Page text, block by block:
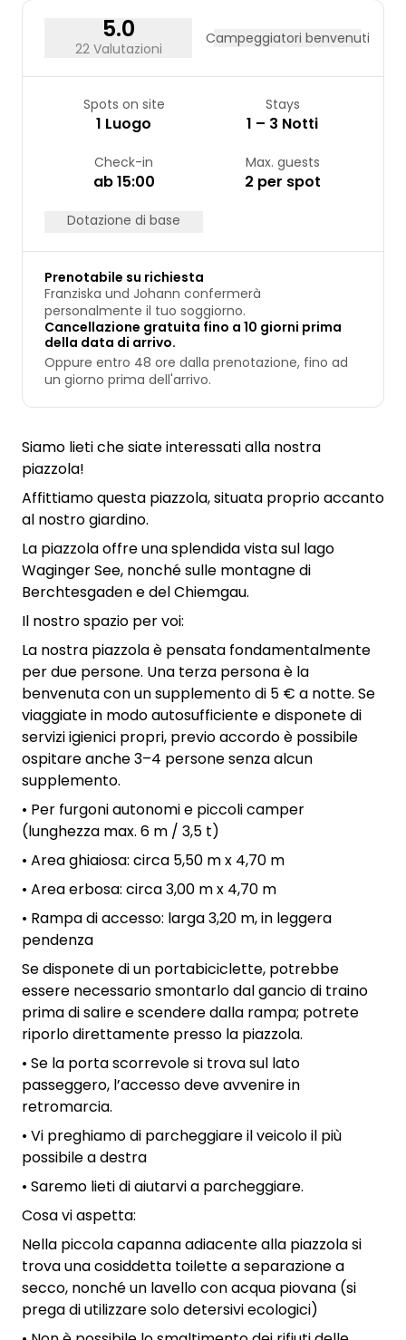
5.0
22 Valutazioni
Campeggiatori benvenuti
Spots on site
1 Luogo
Stays
1 – 3 Notti
Check-in
ab 15:00
Max. guests
2 per spot
Dotazione di base
Prenotabile su richiesta
Franziska und Johann confermerà
personalmente il tuo soggiorno.
Cancellazione gratuita fino a 10 giorni prima
della data di arrivo.
Oppure entro 48 ore dalla prenotazione, fino ad
un giorno prima dell'arrivo.
Siamo lieti che siate interessati alla nostra
piazzola!
Affittiamo questa piazzola, situata proprio accanto
al nostro giardino.
La piazzola offre una splendida vista sul lago
Waginger See, nonché sulle montagne di
Berchtesgaden e del Chiemgau.
Il nostro spazio per voi:
La nostra piazzola è pensata fondamentalmente
per due persone. Una terza persona è la
benvenuta con un supplemento di 5 € a notte. Se
viaggiate in modo autosufficiente e disponete di
servizi igienici propri, previo accordo è possibile
ospitare anche 3–4 persone senza alcun
supplemento.
• Per furgoni autonomi e piccoli camper
(lunghezza max. 6 m / 3,5 t)
• Area ghiaiosa: circa 5,50 m x 4,70 m
• Area erbosa: circa 3,00 m x 4,70 m
• Rampa di accesso: larga 3,20 m, in leggera
pendenza
Se disponete di un portabiciclette, potrebbe
essere necessario smontarlo dal gancio di traino
prima di salire e scendere dalla rampa; potrete
riporlo direttamente presso la piazzola.
• Se la porta scorrevole si trova sul lato
passeggero, l’accesso deve avvenire in
retromarcia.
• Vi preghiamo di parcheggiare il veicolo il più
possibile a destra
• Saremo lieti di aiutarvi a parcheggiare.
Cosa vi aspetta:
Nella piccola capanna adiacente alla piazzola si
trova una cosiddetta toilette a separazione a
secco, nonché un lavello con acqua piovana (si
prega di utilizzare solo detersivi ecologici)